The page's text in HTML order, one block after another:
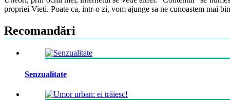
propriei Vieti. Poate ca, intr-o zi, vom ajunge sa ne cunoastem mai
Recomandări
Senzualitate